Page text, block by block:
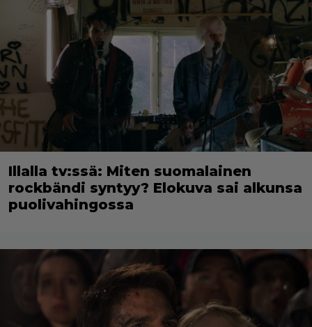
Illalla tv:ssä: Miten suomalainen
rockbändi syntyy? Elokuva sai alkunsa
puolivahingossa